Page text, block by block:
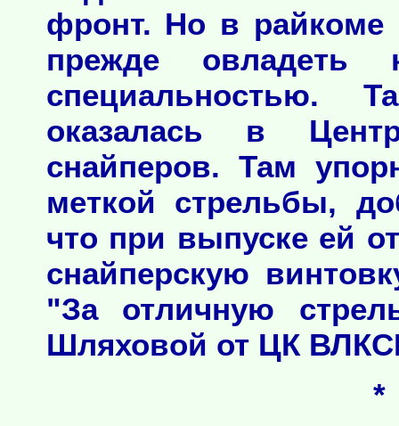
фронт. Но в райкоме
прежде
специальностью.
оказалась в
снайперов. Там
меткой стрельбы,
что при выпуске ей
снайперскую
"За отличную
Шляховой от ЦК